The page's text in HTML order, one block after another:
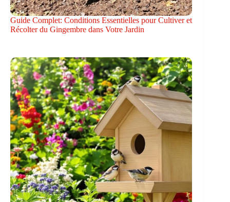
Guide Complet: Conditions Essentielles pour Cultiver et
Récolter du Gingembre dans Votre Jardin